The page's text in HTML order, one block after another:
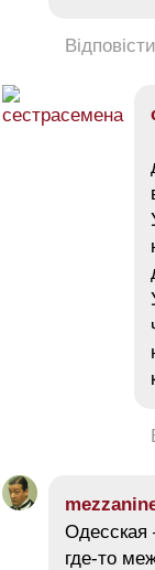
Відповісти
Одесская
где-то